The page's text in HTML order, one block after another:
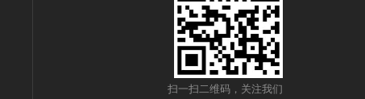
扫一扫二维码，关注我们